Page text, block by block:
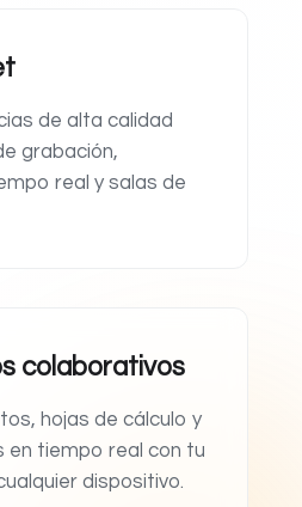
de alta calidad
grabación,
real y salas de
colaborativos
hojas de cálculo y
en tiempo real con tu
dispositivo.